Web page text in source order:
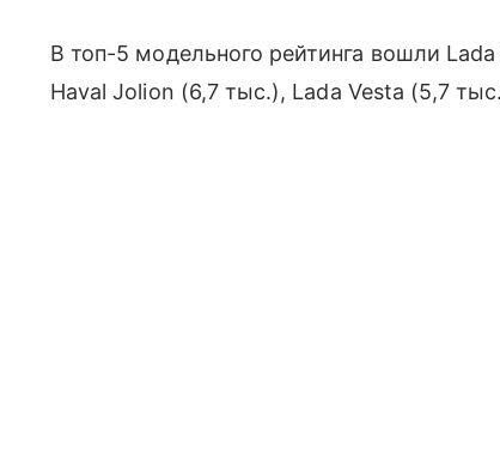
В топ-5 модельного рейтинга вошли
Haval Jolion (6,7 тыс.), Lada Vesta (5,7